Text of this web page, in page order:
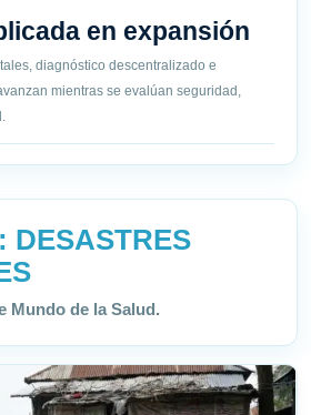
en expansión
diagnóstico descentralizado e
mientras se evalúan seguridad,
DESASTRES
Mundo de la Salud.